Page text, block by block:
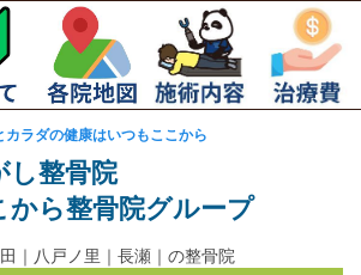
カラダの健康はいつもここから
骨院
骨院グループ
｜ 八戸ノ里｜長瀬｜の整骨院